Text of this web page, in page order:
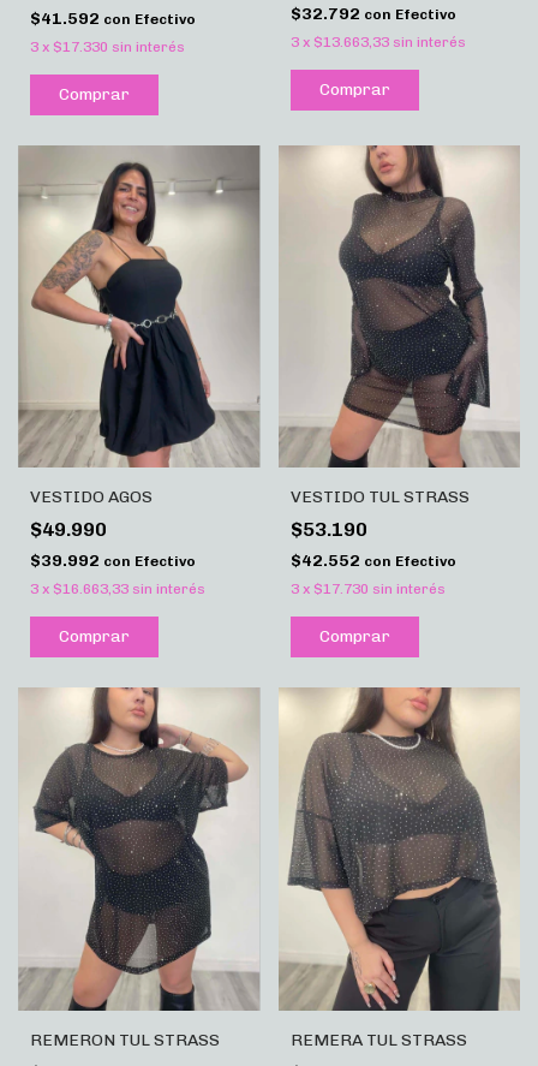
$41.592 con Efectivo
3 x $17.330 sin interés
Comprar
$32.792 con Efectivo
3 x $13.663,33 sin interés
Comprar
VESTIDO AGOS
$49.990
$39.992 con Efectivo
3 x $16.663,33 sin interés
Comprar
VESTIDO TUL STRASS
$53.190
$42.552 con Efectivo
3 x $17.730 sin interés
Comprar
REMERON TUL STRASS REMERA TUL STRASS